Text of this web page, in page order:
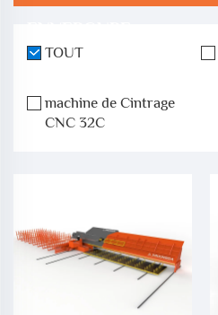
TOUT
machine de Cintrage
CNC 32C